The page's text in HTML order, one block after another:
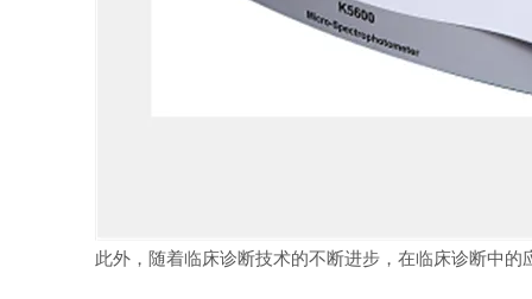
此外，随着临床诊断技术的不断进步，在临床诊断中的